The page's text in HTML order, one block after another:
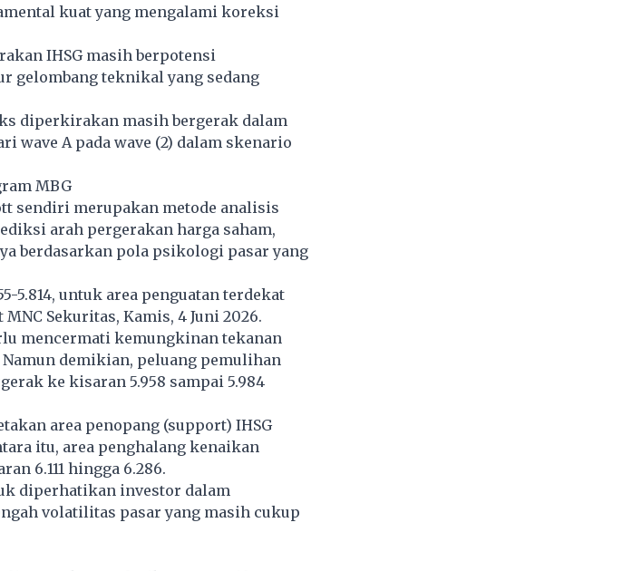
kuat yang mengalami koreksi
IHSG masih berpotensi
gelombang teknikal yang sedang
diperkirakan masih bergerak dalam
wave A pada wave (2) dalam skenario
MBG
sendiri merupakan metode analisis
arah pergerakan harga saham,
berdasarkan pola psikologi pasar yang
5.814, untuk area penguatan terdekat
Sekuritas, Kamis, 4 Juni 2026.
mencermati kemungkinan tekanan
Namun demikian, peluang pemulihan
ke kisaran 5.958 sampai 5.984
area penopang (support) IHSG
itu, area penghalang kenaikan
6.111 hingga 6.286.
diperhatikan investor dalam
volatilitas pasar yang masih cukup